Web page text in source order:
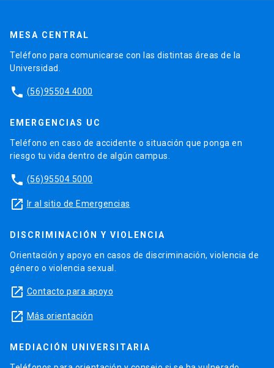
MESA CENTRAL
Teléfono para comunicarse con las distintas áreas de la
Universidad.
phone (56)95504 4000
EMERGENCIAS UC
Teléfono en caso de accidente o situación que ponga en
riesgo tu vida dentro de algún campus.
phone (56)95504 5000
launch Ir al sitio de Emergencias
DISCRIMINACIÓN Y VIOLENCIA
Orientación y apoyo en casos de discriminación, violencia de
género o violencia sexual.
launch Contacto para apoyo
launch Más orientación
MEDIACIÓN UNIVERSITARIA